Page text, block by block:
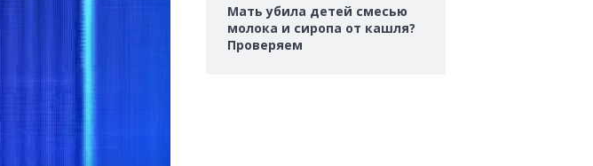
Мать убила детей смесью
молока и сиропа от кашля?
Проверяем